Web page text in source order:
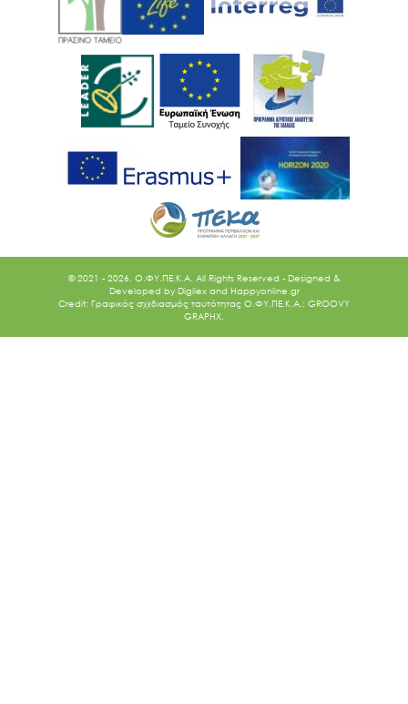
© 2021 - 2026. O.ΦΥ.ΠΕ.Κ.Α. All Rights Reserved - Designed &
Developed by Digilex and Happyonline.gr
Credit: Γραφικός σχεδιασμός ταυτότητας Ο.ΦΥ.ΠΕ.Κ.Α.: GROOVY
GRAPHX.